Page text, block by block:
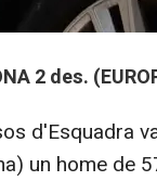
2 des.
d'Esquadra
un home de